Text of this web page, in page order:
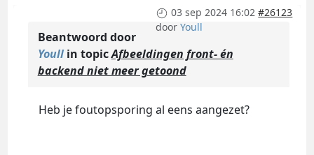
03 sep 2024 16:02 #26123
doorYoull
Beantwoord door
Youllin topicAfbeeldingen front- én
backend niet meer getoond
Heb je foutopsporing al eens aangezet?